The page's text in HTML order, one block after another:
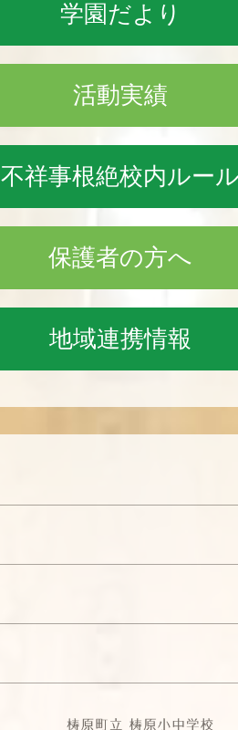
学園だより
活動実績
不祥事根絶校内ルー
保護者の方へ
地域連携情報